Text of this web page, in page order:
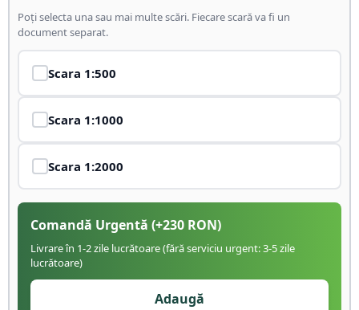
Poți selecta una sau mai multe scări. Fiecare scară va fi un
document separat.
Scara 1:500
Scara 1:1000
Scara 1:2000
Comandă Urgentă (+230 RON)
Livrare în 1-2 zile lucrătoare (fără serviciu urgent: 3-5 zile
lucrătoare)
Adaugă